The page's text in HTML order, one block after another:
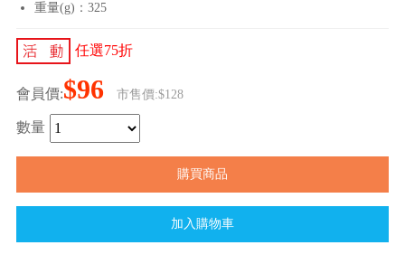
重量(g)：325
任選75折
會員價:$96 市售價:$128
數量